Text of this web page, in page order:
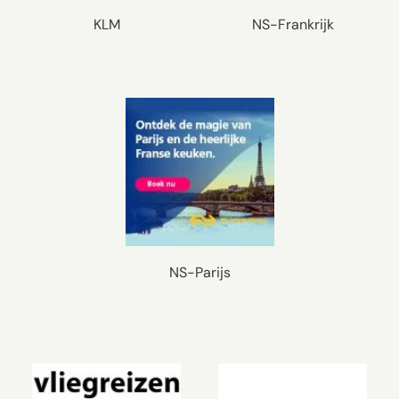
KLM NS-Frankrijk
NS-Parijs